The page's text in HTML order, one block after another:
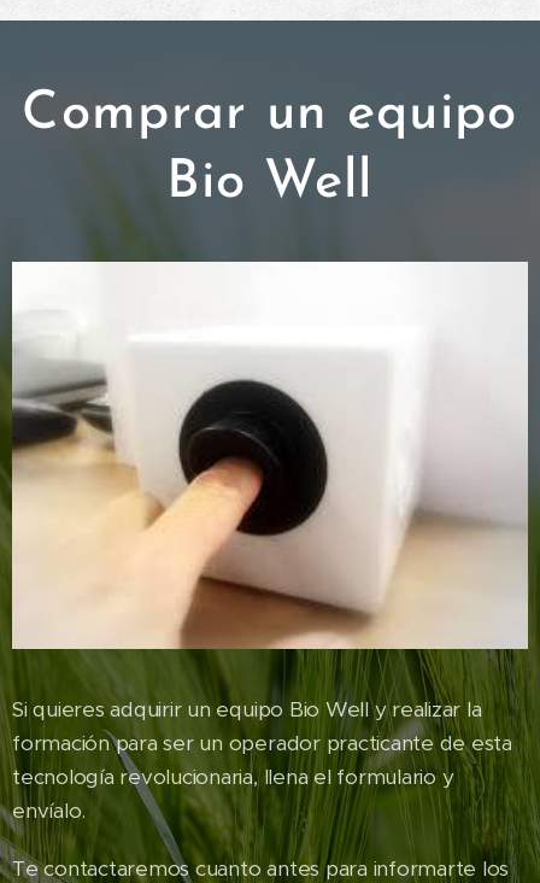
Comprar un equipo
Bio Well
Si quieres adquirir un equipo Bio Well y realizar la
formación para ser un operador practicante de esta
tecnología revolucionaria, llena el formulario y
envíalo.
Te contactaremos cuanto antes para informarte los